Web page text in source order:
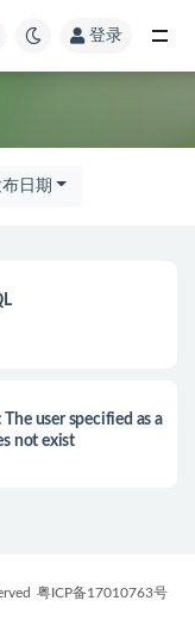
登录
日期
user specified as a
not exist
粤ICP备17010763号